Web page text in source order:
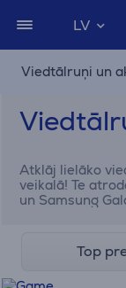
LV
Viedtālruņi un
Atklāj lielāko
veikalā! Te
un Samsung
Top